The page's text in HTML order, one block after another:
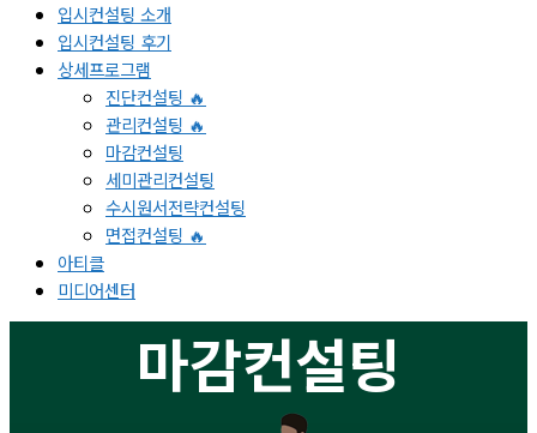
입시컨설팅 소개
입시컨설팅 후기
상세프로그램
진단컨설팅 🔥
관리컨설팅 🔥
마감컨설팅
세미관리컨설팅
수시원서전략컨설팅
면접컨설팅 🔥
아티클
미디어센터
마감컨설팅